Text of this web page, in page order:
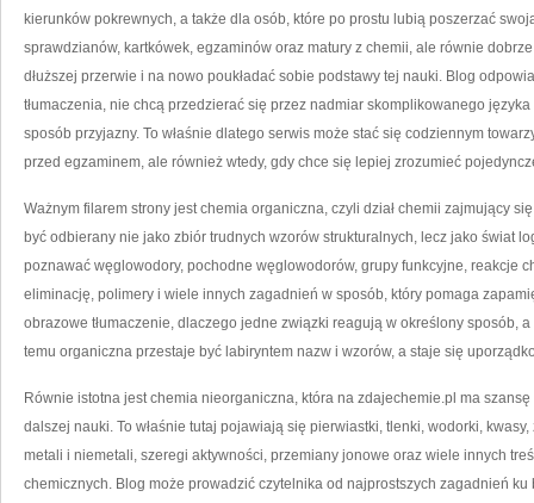
kierunków pokrewnych, a także dla osób, które po prostu lubią poszerzać
sprawdzianów, kartkówek, egzaminów oraz matury z chemii, ale równie
dłuższej przerwie i na nowo poukładać sobie podstawy tej nauki. Blog
tłumaczenia, nie chcą przedzierać się przez nadmiar skomplikowanego
sposób przyjazny. To właśnie dlatego serwis może stać się codziennym
przed egzaminem, ale również wtedy, gdy chce się lepiej zrozumieć
Ważnym filarem strony jest chemia organiczna, czyli dział chemii zajmujący
być odbierany nie jako zbiór trudnych wzorów strukturalnych, lecz jako świat
poznawać węglowodory, pochodne węglowodorów, grupy funkcyjne, reakcje
eliminację, polimery i wiele innych zagadnień w sposób, który pomaga
obrazowe tłumaczenie, dlaczego jedne związki reagują w określony sposób,
temu organiczna przestaje być labiryntem nazw i wzorów, a staje się
Równie istotna jest chemia nieorganiczna, która na zdajechemie.pl ma
dalszej nauki. To właśnie tutaj pojawiają się pierwiastki, tlenki, wodorki,
metali i niemetali, szeregi aktywności, przemiany jonowe oraz wiele innych
chemicznych. Blog może prowadzić czytelnika od najprostszych zagadnień